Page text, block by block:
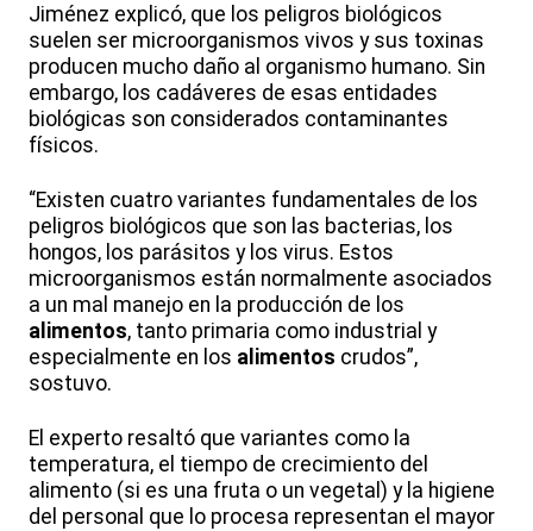
Jiménez explicó, que los peligros biológicos
suelen ser microorganismos vivos y sus toxinas
producen mucho daño al organismo humano. Sin
embargo, los cadáveres de esas entidades
biológicas son considerados contaminantes
físicos.
“Existen cuatro variantes fundamentales de los
peligros biológicos que son las bacterias, los
hongos, los parásitos y los virus. Estos
microorganismos están normalmente asociados
a un mal manejo en la producción de los
alimentos, tanto primaria como industrial y
especialmente en los alimentos crudos”,
sostuvo.
El experto resaltó que variantes como la
temperatura, el tiempo de crecimiento del
alimento (si es una fruta o un vegetal) y la higiene
del personal que lo procesa representan el mayor